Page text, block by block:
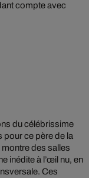
compte avec
du célébrissime
ce père de la
des salles
inédite à l’œil nu, en
Ces